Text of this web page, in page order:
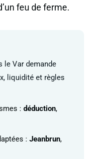
feu de ferme.
le Var demande
liquidité et règles
: déduction,
: Jeanbrun,